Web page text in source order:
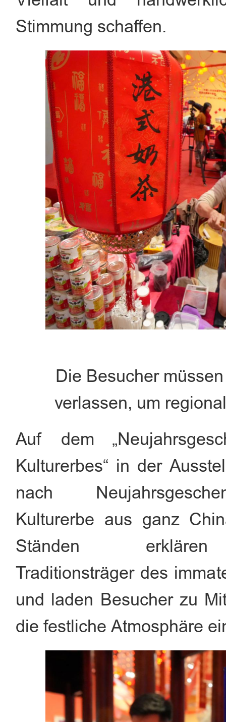
Stimmung schaffen.
Die Besucher
verlassen, um
Auf dem
Kulturerbes“ in der
nach
Kulturerbe aus ganz
Ständen
Traditionsträger des
und laden Besucher zu
die festliche Atmosphäre